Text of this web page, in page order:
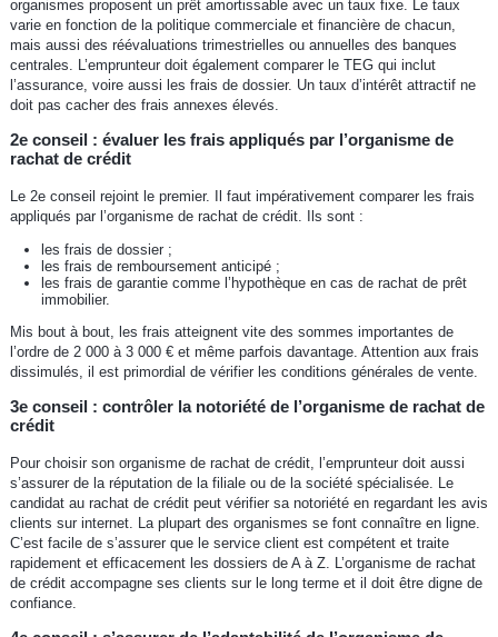
organismes proposent un prêt amortissable avec un taux fixe. Le taux
varie en fonction de la politique commerciale et financière de chacun,
mais aussi des réévaluations trimestrielles ou annuelles des banques
centrales. L’emprunteur doit également comparer le TEG qui inclut
l’assurance, voire aussi les frais de dossier. Un taux d’intérêt attractif ne
doit pas cacher des frais annexes élevés.
2e conseil : évaluer les frais appliqués par l’organisme de
rachat de crédit
Le 2e conseil rejoint le premier. Il faut impérativement comparer les frais
appliqués par l’organisme de rachat de crédit. Ils sont :
les frais de dossier ;
les frais de remboursement anticipé ;
les frais de garantie comme l’hypothèque en cas de rachat de prêt
immobilier.
Mis bout à bout, les frais atteignent vite des sommes importantes de
l’ordre de 2 000 à 3 000 € et même parfois davantage. Attention aux frais
dissimulés, il est primordial de vérifier les conditions générales de vente.
3e conseil : contrôler la notoriété de l’organisme de rachat de
crédit
Pour choisir son organisme de rachat de crédit, l’emprunteur doit aussi
s’assurer de la réputation de la filiale ou de la société spécialisée. Le
candidat au rachat de crédit peut vérifier sa notoriété en regardant les avis
clients sur internet. La plupart des organismes se font connaître en ligne.
C’est facile de s’assurer que le service client est compétent et traite
rapidement et efficacement les dossiers de A à Z. L’organisme de rachat
de crédit accompagne ses clients sur le long terme et il doit être digne de
confiance.